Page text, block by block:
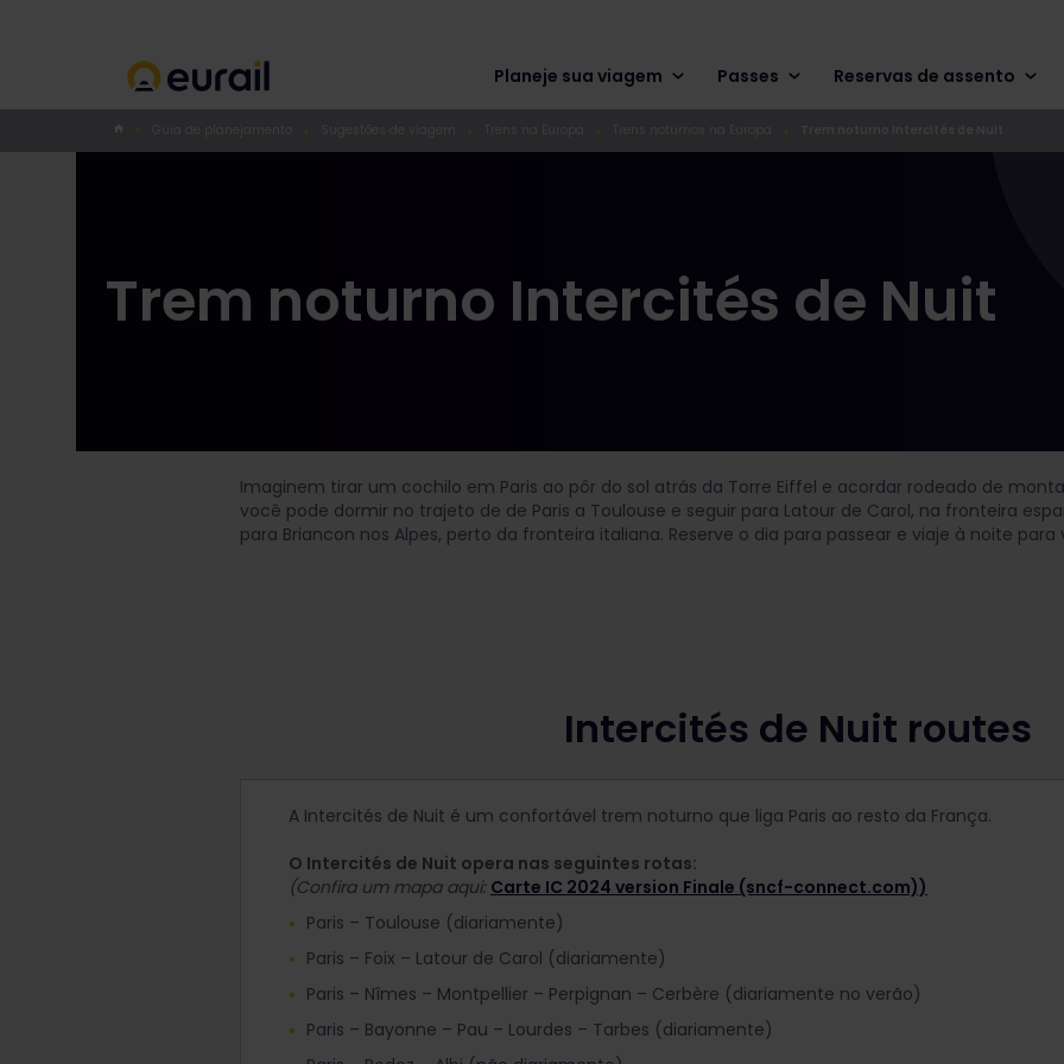
Planeje sua viagem Passes Reservas de assento
Trem noturno Intercités de Nuit
Imaginem tirar um cochilo em Paris ao pôr do sol atrás da Torre Eiffel e acordar rodeado de
você pode dormir no trajeto de de Paris a Toulouse e seguir para Latour de Carol, na fronteira
para Briancon nos Alpes, perto da fronteira italiana. Reserve o dia para passear e viaje à noite para
Intercités de Nuit routes
A Intercités de Nuit é um confortável trem noturno que liga Paris ao resto da França.
O Intercités de Nuit opera nas seguintes rotas:
(Confira um mapa aqui: Carte IC 2024 version Finale (sncf-connect.com))
Paris – Toulouse (diariamente)
Paris – Foix – Latour de Carol (diariamente)
Paris – Nîmes – Montpellier – Perpignan – Cerbère (diariamente no verão)
Paris – Bayonne – Pau – Lourdes – Tarbes (diariamente)